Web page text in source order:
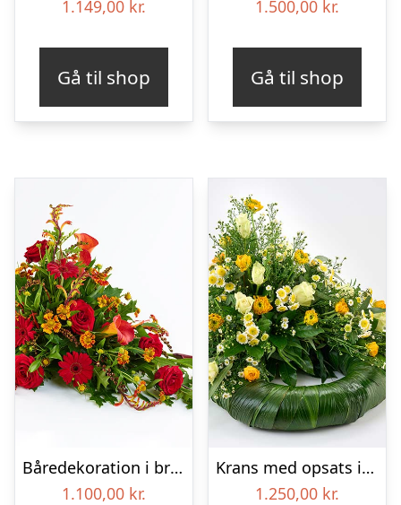
1.149,00 kr.
Gå til shop
1.500,00 kr.
Gå til shop
Båredekoration i brændte farver – Blomster til begravelse
1.100,00 kr.
Krans med opsats i gule farver – Blomster til begravelse
1.250,00 kr.